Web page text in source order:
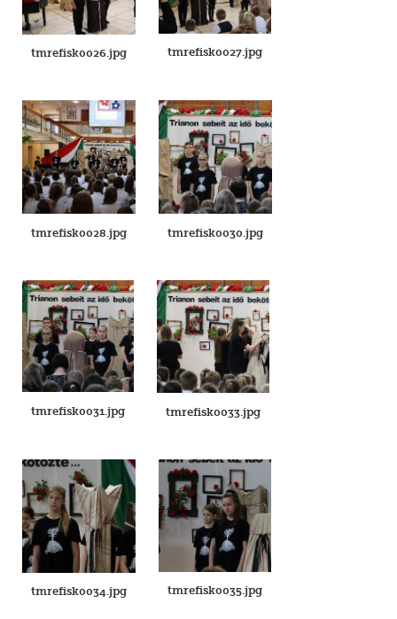
tmrefisk0026.jpg tmrefisk0027.jpg
tmrefisk0028.jpg tmrefisk0030.jpg
tmrefisk0031.jpg tmrefisk0033.jpg
tmrefisk0034.jpg tmrefisk0035.jpg